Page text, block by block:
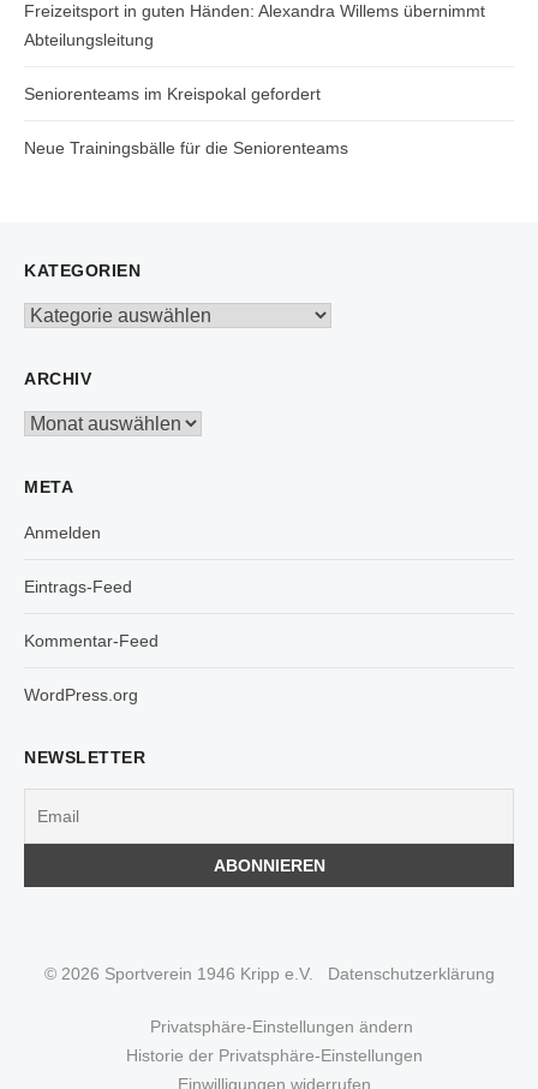
Freizeitsport in guten Händen: Alexandra Willems übernimmt
Abteilungsleitung
Seniorenteams im Kreispokal gefordert
Neue Trainingsbälle für die Seniorenteams
KATEGORIEN
Kategorien
ARCHIV
Archiv
META
Anmelden
Eintrags-Feed
Kommentar-Feed
WordPress.org
NEWSLETTER
© 2026 Sportverein 1946 Kripp e.V. Datenschutzerklärung
Privatsphäre-Einstellungen ändern
Historie der Privatsphäre-Einstellungen
Einwilligungen widerrufen